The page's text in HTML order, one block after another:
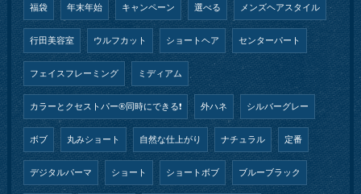
福袋 年末年始 キャンペーン 選べる メンズヘアスタイル
行田美容室 ウルフカット ショートヘア センターパート
フェイスフレーミング ミディアム
カラーとクセストパー®︎同時にできる❗️ 外ハネ シルバーグレー
ボブ 丸みショート 自然な仕上がり ナチュラル 定番
デジタルパーマ ショート ショートボブ ブルーブラック